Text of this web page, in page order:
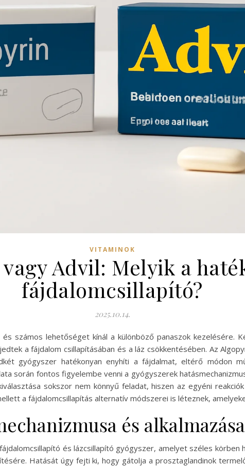
VITAMINOK
Advil: Melyik a
fájdalomcsillapító?
2025.10.14.
és számos lehetőséget kínál a különböző panaszok kezelésére.
a fájdalom csillapításában és a láz csökkentésében. Az
gyógyszer hatékonyan enyhíti a fájdalmat, eltérő módon
során fontos figyelembe venni a gyógyszerek
sokszor nem könnyű feladat, hiszen az egyéni
a fájdalomcsillapítás alternatív módszerei is léteznek,
és alkalmazása
és lázcsillapító gyógyszer, amelyet széles körben
Hatását úgy fejti ki, hogy gátolja a prosztaglandinok